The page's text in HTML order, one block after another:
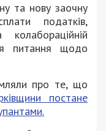
та нову заочну
податків,
питання щодо
про те, що
постане